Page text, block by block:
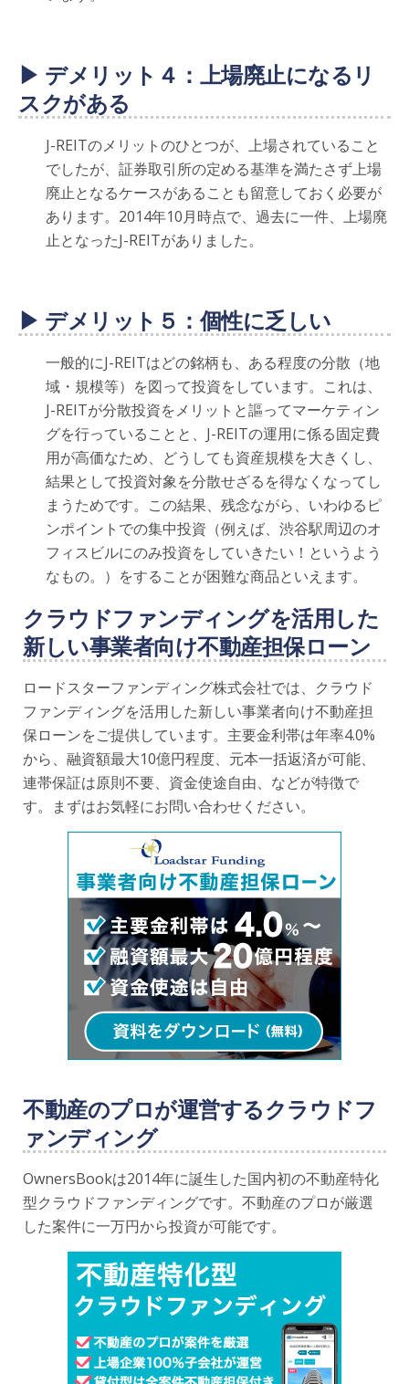
▶ デメリット４：上場廃止になるリ
スクがある
J-REITのメリットのひとつが、上場されていること
でしたが、証券取引所の定める基準を満たさず上場
廃止となるケースがあることも留意しておく必要が
あります。2014年10月時点で、過去に一件、上場廃
止となったJ-REITがありました。
▶ デメリット５：個性に乏しい
一般的にJ-REITはどの銘柄も、ある程度の分散（地
域・規模等）を図って投資をしています。これは、
J-REITが分散投資をメリットと謳ってマーケティン
グを行っていることと、J-REITの運用に係る固定費
用が高価なため、どうしても資産規模を大きくし、
結果として投資対象を分散せざるを得なくなってし
まうためです。この結果、残念ながら、いわゆるピ
ンポイントでの集中投資（例えば、渋谷駅周辺のオ
フィスビルにのみ投資をしていきたい！というよう
なもの。）をすることが困難な商品といえます。
クラウドファンディングを活用した
新しい事業者向け不動産担保ローン
ロードスターファンディング株式会社では、クラウド
ファンディングを活用した新しい事業者向け不動産担
保ローンをご提供しています。主要金利帯は年率4.0%
から、融資額最大10億円程度、元本一括返済が可能、
連帯保証は原則不要、資金使途自由、などが特徴で
す。まずはお気軽にお問い合わせください。
不動産のプロが運営するクラウドフ
ァンディング
OwnersBookは2014年に誕生した国内初の不動産特化
型クラウドファンディングです。不動産のプロが厳選
した案件に一万円から投資が可能です。